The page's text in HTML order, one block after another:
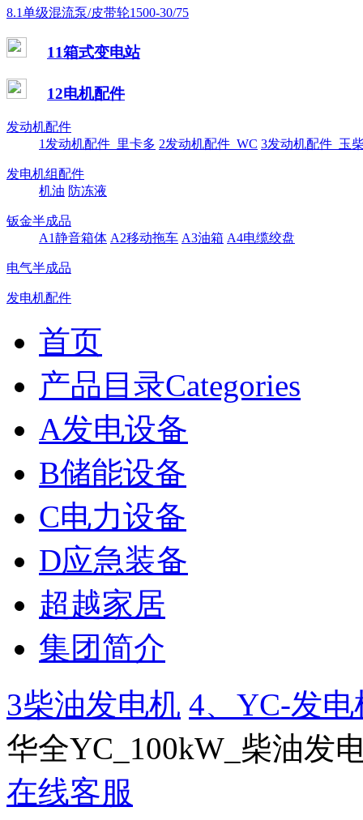
8.1单级混流泵/皮带轮1500-30/75
11箱式变电站
12电机配件
发动机配件
1发动机配件_里卡多 2发动机配件_WC 3发动机配件_玉
发电机组配件
机油 防冻液
钣金半成品
A1静音箱体 A2移动拖车 A3油箱 A4电缆绞盘
电气半成品
发电机配件
首页
产品目录Categories
A发电设备
B储能设备
C电力设备
D应急装备
超越家居
集团简介
3柴油发电机 4、YC-发电
华全YC_100kW_柴油发
在线客服